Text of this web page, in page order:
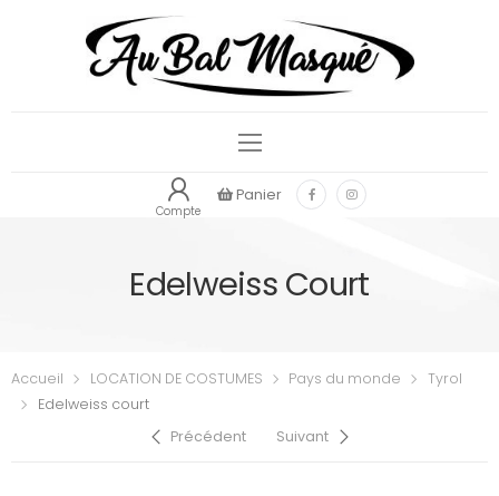
Compte
Panier
Edelweiss Court
Accueil LOCATION DE COSTUMES Pays du monde
Tyrol
Edelweiss court
Précédent
Suivant